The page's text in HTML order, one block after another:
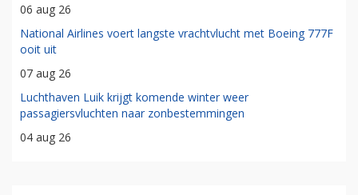
06 aug 26
National Airlines voert langste vrachtvlucht met Boeing 777F
ooit uit
07 aug 26
Luchthaven Luik krijgt komende winter weer
passagiersvluchten naar zonbestemmingen
04 aug 26